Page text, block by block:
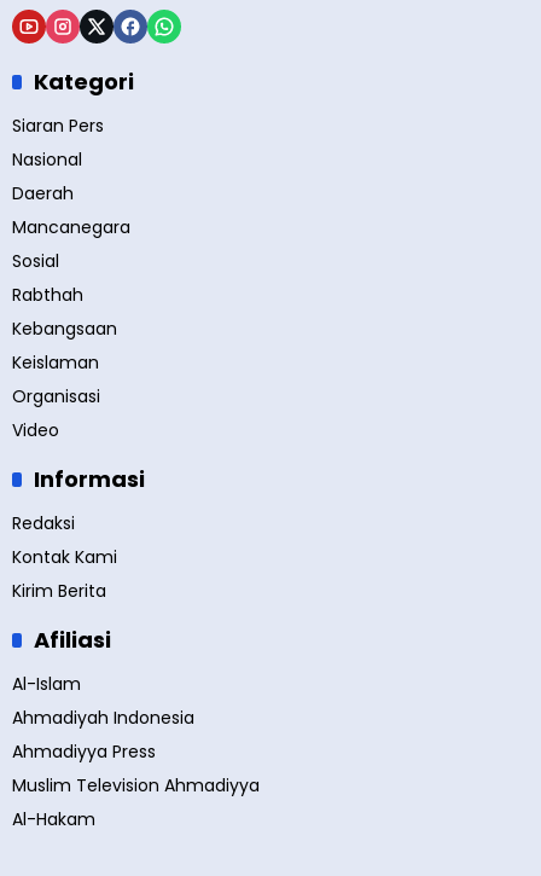
Kategori
Siaran Pers
Nasional
Daerah
Mancanegara
Sosial
Rabthah
Kebangsaan
Keislaman
Organisasi
Video
Informasi
Redaksi
Kontak Kami
Kirim Berita
Afiliasi
Al-Islam
Ahmadiyah Indonesia
Ahmadiyya Press
Muslim Television Ahmadiyya
Al-Hakam